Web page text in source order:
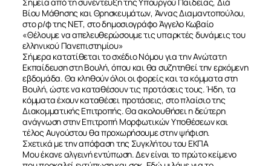
Βίου Μάθησης και Θρησκευμάτων, Άννας Διαμαντοπούλου,
στο ρ/φ της ΝΕΤ, στο δημοσιογράφο Άγγελο Κωβαίο
«Θέλουμε να απελευθερώσουμε τις υπαρκτές δυνάμεις του
ελληνικού Πανεπιστημίου»
Σήμερα κατατίθεται το σχέδιο Νόμου για την Ανώτατη
Εκπαίδευση στη Βουλή, όπου και θα συζητηθεί την ερχόμενη
εβδομάδα. Θα κληθούν όλοι οι φορείς και τα κόμματα στη
Βουλή, ώστε να καταθέσουν τις προτάσεις τους. Ήδη, τα
κόμματα έχουν καταθέσει προτάσεις, στο πλαίσιο της
Διακομματικής Επιτροπής. Θα ακολουθήσει η δεύτερη
ανάγνωση στην Επιτροπή Μορφωτικών Υποθέσεων και
τέλος Αυγούστου θα προχωρήσουμε στην ψήφιση.
Σχετικά με την απόφαση της Συγκλήτου του ΕΚΠΑ
Μου έκανε αλγεινή εντύπωση. Δεν είναι το πρώτο κείμενο